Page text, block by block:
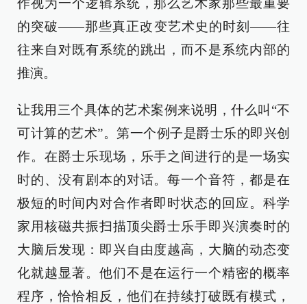
作视为一个逻辑系统，那么艺术家那些最重要
的突破——那些真正改变艺术史的时刻——往
往来自对既有系统的跳出，而不是系统内部的
推演。
让我用三个具体的艺术案例来说明，什么叫“不
可计算的艺术”。第一个例子是爵士乐的即兴创
作。在爵士乐现场，乐手之间进行的是一场实
时的、没有剧本的对话。每一个音符，都是在
极短的时间内对合作者即时状态的回应。科学
家用核磁共振扫描顶尖爵士乐手即兴演奏时的
大脑后发现：即兴自由度越高，大脑的动态变
化就越显著。他们不是在运行一个精密的概率
程序，恰恰相反，他们在持续打破既有模式，